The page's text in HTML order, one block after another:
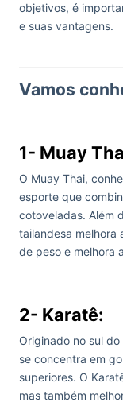
objetivos, é
e suas vantagens.
Vamos
1- Muay
O Muay Thai,
esporte que
cotoveladas. Além
tailandesa melhora
de peso e melhora
2- Karatê:
Originado no sul
se concentra em
superiores. O
mas também